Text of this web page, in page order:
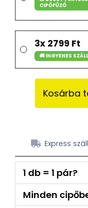
CIPŐFŰZŐ
3x 2799 Ft
🚚 INGYENES
Kosárba
Express
1 db = 1 pár?
Minden